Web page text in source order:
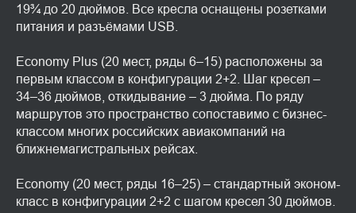
19¾ до 20 дюймов. Все кресла оснащены розетками
питания и разъёмами USB.
Economy Plus (20 мест, ряды 6–15) расположены за
первым классом в конфигурации 2+2. Шаг кресел –
34–36 дюймов, откидывание – 3 дюйма. По ряду
маршрутов это пространство сопоставимо с бизнес-
классом многих российских авиакомпаний на
ближнемагистральных рейсах.
Economy (20 мест, ряды 16–25) – стандартный эконом-
класс в конфигурации 2+2 с шагом кресел 30 дюймов.